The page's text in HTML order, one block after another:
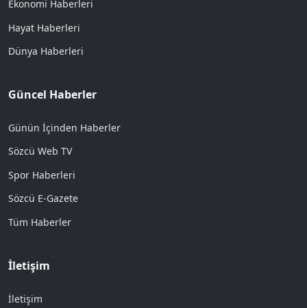
Ekonomi Haberleri
Hayat Haberleri
Dünya Haberleri
Güncel Haberler
Günün İçinden Haberler
Sözcü Web TV
Spor Haberleri
Sözcü E-Gazete
Tüm Haberler
İletişim
İletişim